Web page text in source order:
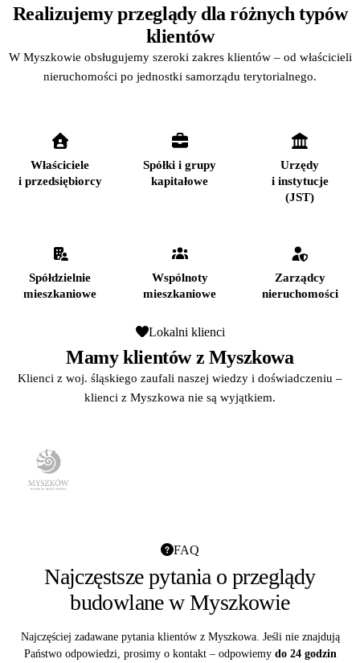
Realizujemy przeglądy dla różnych typów
klientów
W Myszkowie obsługujemy szeroki zakres klientów – od właścicieli
nieruchomości po jednostki samorządu terytorialnego.
Właściciele
i przedsiębiorcy
Spółki i grupy
kapitałowe
Urzędy
i instytucje
(JST)
Spółdzielnie
mieszkaniowe
Wspólnoty
mieszkaniowe
Zarządcy
nieruchomości
Lokalni klienci
Mamy klientów z Myszkowa
Klienci z woj. śląskiego zaufali naszej wiedzy i doświadczeniu –
klienci z Myszkowa nie są wyjątkiem.
FAQ
Najczęstsze pytania o przeglądy
budowlane w Myszkowie
Najczęściej zadawane pytania klientów z Myszkowa. Jeśli nie znajdują
Państwo odpowiedzi, prosimy o kontakt – odpowiemy do 24 godzin